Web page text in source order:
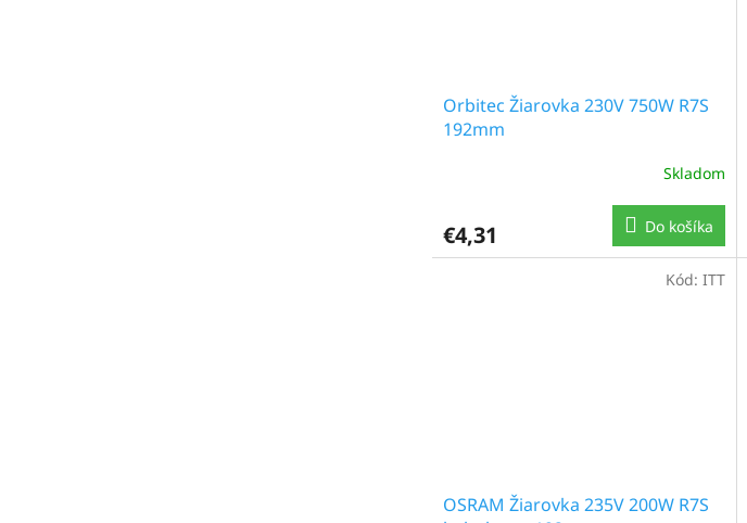
Orbitec Žiarovka 230V 750W R7S
192mm
Skladom
€4,31 Do košíka
OSRAM Žiarovka 235V 200W R7S
Kód: ITT